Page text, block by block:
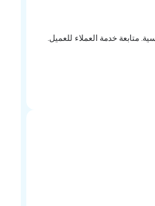
خدمة العملاء للعميل.